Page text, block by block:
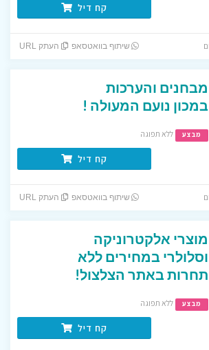
קח דיל
שיתוף בוואטסאפ העתק URL
מבחנים והערכות
במכון נועם המעולה !
מבצע ללא תפוגה
קח דיל
שיתוף בוואטסאפ העתק URL
מוצרי אלקטרוניקה
וסלולרי במחירים ללא
תחרות באתר הצלצול!
מבצע ללא תפוגה
קח דיל